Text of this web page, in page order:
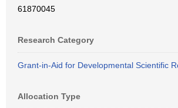
61870045
Research Category
Grant-in-Aid for Developmental Scientific
Allocation Type